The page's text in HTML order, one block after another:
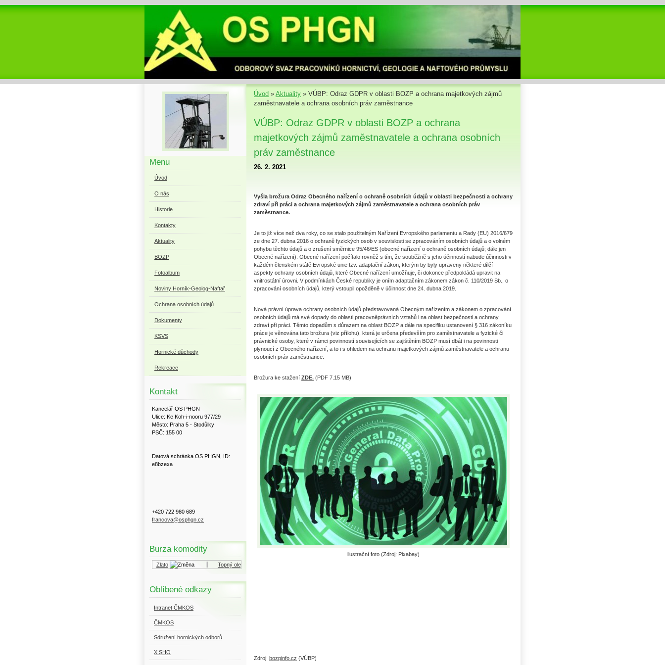
Úvod » Aktuality » VÚBP: Odraz GDPR v oblasti BOZP a ochrana majetkových zájmů
zaměstnavatele a ochrana osobních práv zaměstnance
VÚBP: Odraz GDPR v oblasti BOZP a ochrana
majetkových zájmů zaměstnavatele a ochrana osobních
práv zaměstnance
26. 2. 2021
Vyšla brožura Odraz Obecného nařízení o ochraně osobních údajů v oblasti bezpečnosti a ochrany
zdraví při práci a ochrana majetkových zájmů zaměstnavatele a ochrana osobních práv
zaměstnance.
Je to již více než dva roky, co se stalo použitelným Nařízení Evropského parlamentu a Rady (EU) 2016/679
ze dne 27. dubna 2016 o ochraně fyzických osob v souvislosti se zpracováním osobních údajů a o volném
pohybu těchto údajů a o zrušení směrnice 95/46/ES (obecné nařízení o ochraně osobních údajů; dále jen
Obecné nařízení). Obecné nařízení počítalo rovněž s tím, že souběžně s jeho účinností nabude účinnosti v
každém členském státě Evropské unie tzv. adaptační zákon, kterým by byly upraveny některé dílčí
aspekty ochrany osobních údajů, které Obecné nařízení umožňuje, či dokonce předpokládá upravit na
vnitrostátní úrovni. V podmínkách České republiky je oním adaptačním zákonem zákon č. 110/2019 Sb., o
zpracování osobních údajů, který vstoupil opožděně v účinnost dne 24. dubna 2019.
Nová právní úprava ochrany osobních údajů představovaná Obecným nařízením a zákonem o zpracování
osobních údajů má své dopady do oblasti pracovněprávních vztahů i na oblast bezpečnosti a ochrany
zdraví při práci. Těmto dopadům s důrazem na oblast BOZP a dále na specifiku ustanovení § 316 zákoníku
práce je věnována tato brožura (viz přílohu), která je určena především pro zaměstnavatele a fyzické či
právnické osoby, které v rámci povinností souvisejících se zajištěním BOZP musí dbát i na povinnosti
plynoucí z Obecného nařízení, a to i s ohledem na ochranu majetkových zájmů zaměstnavatele a ochranu
osobních práv zaměstnance.
Brožura ke stažení ZDE. (PDF 7.15 MB)
ilustrační foto (Zdroj: Pixabay)
Zdroj: bozpinfo.cz (VÚBP)
Menu
Úvod
O nás
Historie
Kontakty
Aktuality
BOZP
Fotoalbum
Noviny Horník-Geolog-Naftař
Ochrana osobních údajů
Dokumenty
KSVS
Hornické důchody
Rekreace
Kontakt
Kancelář OS PHGN
Ulice: Ke Koh-i-nooru 977/29
Město: Praha 5 - Stodůlky
PSČ: 155 00
Datová schránka OS PHGN, ID:
e8bzexa
+420 722 980 689
francova@osphgn.cz
Burza komodity
Zlato Topný olej
Oblíbené odkazy
Intranet ČMKOS
ČMKOS
Sdružení hornických odborů
X SHO